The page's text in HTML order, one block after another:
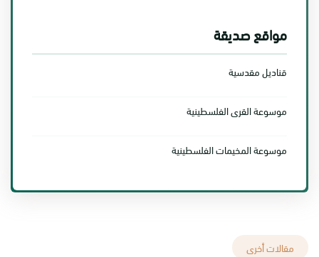
مواقع صديقة
قناديل مقدسية
موسوعة القرى الفلسطينية
موسوعة المخيمات الفلسطينية
مقالات أخرى